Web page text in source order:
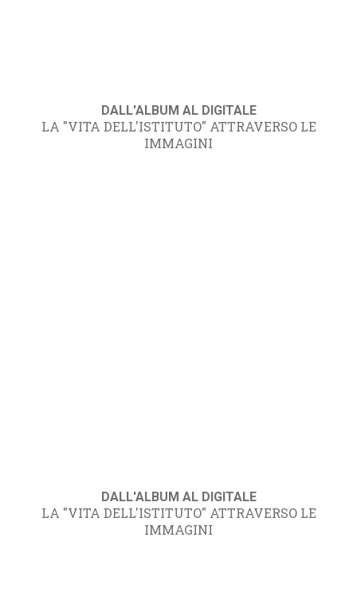
DALL'ALBUM AL DIGITALE
LA "VITA DELL'ISTITUTO" ATTRAVERSO LE
IMMAGINI
DALL'ALBUM AL DIGITALE
LA "VITA DELL'ISTITUTO" ATTRAVERSO LE
IMMAGINI